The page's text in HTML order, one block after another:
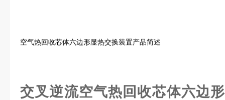
空气热回收芯体六边形显热交换装置产品简述
交叉逆流空气热回收芯体六边